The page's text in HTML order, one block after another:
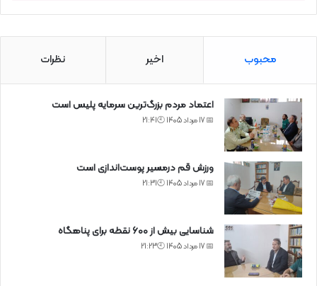
محبوب اخیر نظرات
اعتماد مردم بزرگ‌ترین سرمایه پلیس است
📅 17 مرداد 1405 🕙21:41
ورزش قم درمسیر پوست‌اندازی است
📅 17 مرداد 1405 🕙21:31
شناسایی بیش از ۶۰۰ نقطه برای پناهگاه
📅 17 مرداد 1405 🕙21:23